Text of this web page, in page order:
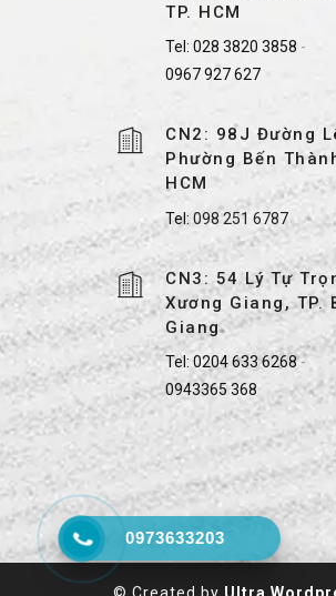
TP. HCM
Tel: 028 3820 3858 -
0967 927 627
CN2: 98J Đường
Phường Bến
HCM
Tel: 098 251 6787
CN3: 54 Lý Tự
Xương Giang, TP.
Giang
Tel: 0204 633 6268-
0943365 368
© Created by Ultra
0973633203